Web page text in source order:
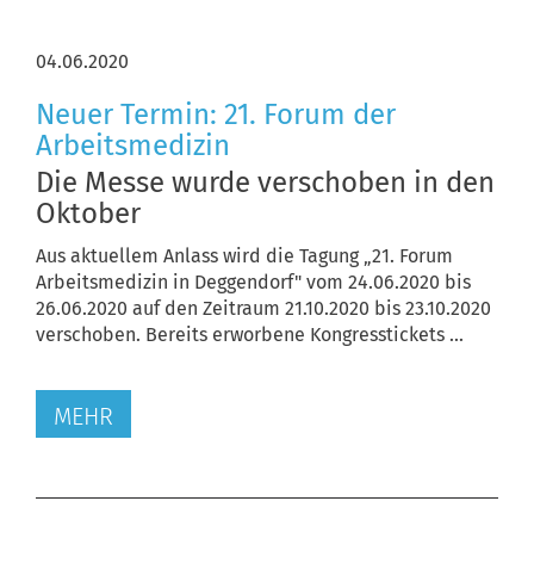
04.06.2020
Neuer Termin: 21. Forum der
Arbeitsmedizin
Die Messe wurde verschoben in den
Oktober
Aus aktuellem Anlass wird die Tagung „21. Forum
Arbeitsmedizin in Deggendorf" vom 24.06.2020 bis
26.06.2020 auf den Zeitraum 21.10.2020 bis 23.10.2020
verschoben. Bereits erworbene Kongresstickets ...
MEHR